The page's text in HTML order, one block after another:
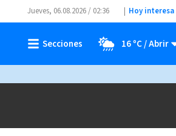
Jueves, 06.08.2026 / 02:36 Hoy interesa
16 ºC